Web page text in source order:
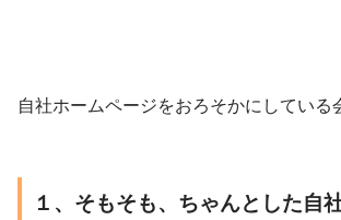
自社ホームページをおろそかにしている
１、そもそも、ちゃんとした自